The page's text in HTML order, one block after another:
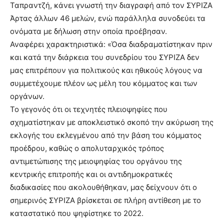
Ταπραντζή, κάνει γνωστή την διαγραφή από τον ΣΥΡΙΖΑ
Άρτας άλλων 46 μελών, ενώ παράλληλα συνοδεύει τα
ονόματα με δήλωση στην οποία προέβησαν.
Αναφέρει χαρακτηριστικά: «Όσα διαδραματίστηκαν πριν
και κατά την διάρκεια του συνεδρίου του ΣΥΡΙΖΑ δεν
μας επιτρέπουν για πολιτικούς και ηθικούς λόγους να
συμμετέχουμε πλέον ως μέλη του κόμματος και των
οργάνων.
Το γεγονός ότι οι τεχνητές πλειοψηφίες που
σχηματίστηκαν με αποκλειστικό σκοπό την ακύρωση της
εκλογής του εκλεγμένου από την βάση του κόμματος
προέδρου, καθώς ο απολυταρχικός τρόπος
αντιμετώπισης της μειοψηφίας του οργάνου της
κεντρικής επιτροπής και οι αντιδημοκρατικές
διαδικασίες που ακολουθήθηκαν, μας δείχνουν ότι ο
σημερινός ΣΥΡΙΖΑ βρίσκεται σε πλήρη αντίθεση με το
καταστατικό που ψηφίστηκε το 2022.